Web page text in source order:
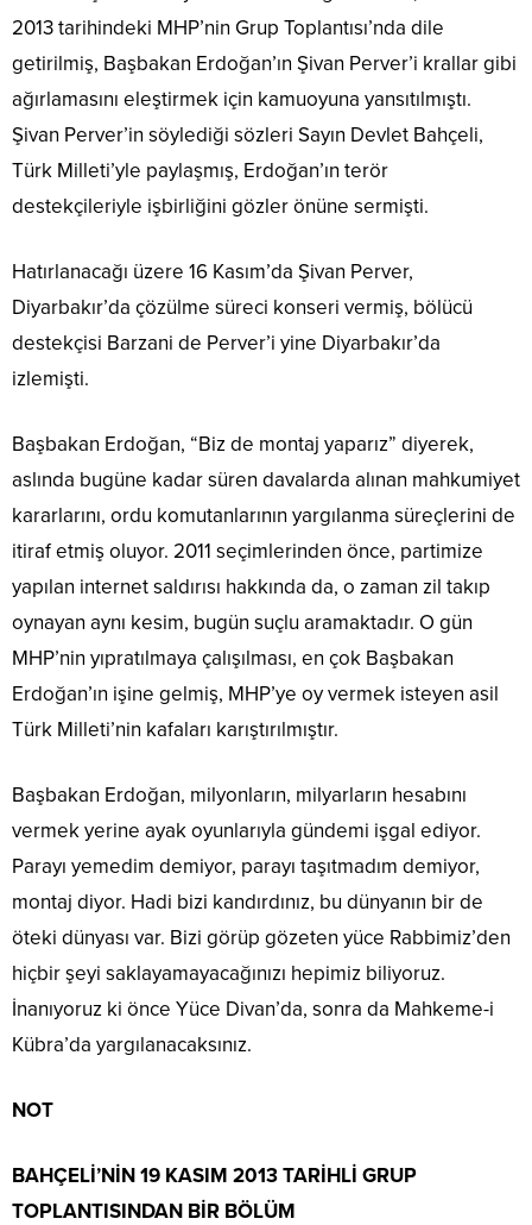
2013 tarihindeki MHP’nin Grup Toplantısı’nda dile
getirilmiş, Başbakan Erdoğan’ın Şivan Perver’i krallar gibi
ağırlamasını eleştirmek için kamuoyuna yansıtılmıştı.
Şivan Perver’in söylediği sözleri Sayın Devlet Bahçeli,
Türk Milleti’yle paylaşmış, Erdoğan’ın terör
destekçileriyle işbirliğini gözler önüne sermişti.
Hatırlanacağı üzere 16 Kasım’da Şivan Perver,
Diyarbakır’da çözülme süreci konseri vermiş, bölücü
destekçisi Barzani de Perver’i yine Diyarbakır’da
izlemişti.
Başbakan Erdoğan, “Biz de montaj yaparız” diyerek,
aslında bugüne kadar süren davalarda alınan mahkumiyet
kararlarını, ordu komutanlarının yargılanma süreçlerini de
itiraf etmiş oluyor. 2011 seçimlerinden önce, partimize
yapılan internet saldırısı hakkında da, o zaman zil takıp
oynayan aynı kesim, bugün suçlu aramaktadır. O gün
MHP’nin yıpratılmaya çalışılması, en çok Başbakan
Erdoğan’ın işine gelmiş, MHP’ye oy vermek isteyen asil
Türk Milleti’nin kafaları karıştırılmıştır.
Başbakan Erdoğan, milyonların, milyarların hesabını
vermek yerine ayak oyunlarıyla gündemi işgal ediyor.
Parayı yemedim demiyor, parayı taşıtmadım demiyor,
montaj diyor. Hadi bizi kandırdınız, bu dünyanın bir de
öteki dünyası var. Bizi görüp gözeten yüce Rabbimiz’den
hiçbir şeyi saklayamayacağınızı hepimiz biliyoruz.
İnanıyoruz ki önce Yüce Divan’da, sonra da Mahkeme-i
Kübra’da yargılanacaksınız.
NOT
BAHÇELİ’NİN 19 KASIM 2013 TARİHLİ GRUP
TOPLANTISINDAN BİR BÖLÜM